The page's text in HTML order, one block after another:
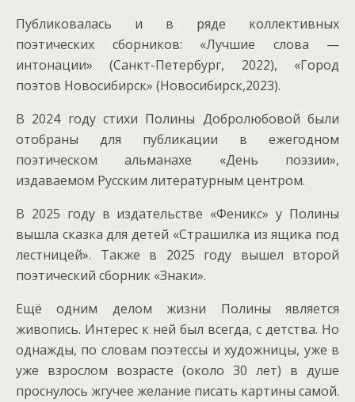
Публиковалась и в ряде коллективных
поэтических сборников: «Лучшие слова —
интонации» (Санкт-Петербург, 2022), «Город
поэтов Новосибирск» (Новосибирск,2023).
В 2024 году стихи Полины Добролюбовой были
отобраны для публикации в ежегодном
поэтическом альманахе «День поэзии»,
издаваемом Русским литературным центром.
В 2025 году в издательстве «Феникс» у Полины
вышла сказка для детей «Страшилка из ящика под
лестницей». Также в 2025 году вышел второй
поэтический сборник «Знаки».
Ещё одним делом жизни Полины является
живопись. Интерес к ней был всегда, с детства. Но
однажды, по словам поэтессы и художницы, уже в
уже взрослом возрасте (около 30 лет) в душе
проснулось жгучее желание писать картины самой.